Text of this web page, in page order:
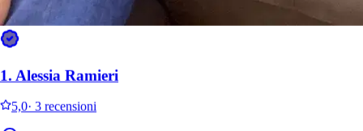
1. Alessia Ramieri
5,0· 3 recensioni